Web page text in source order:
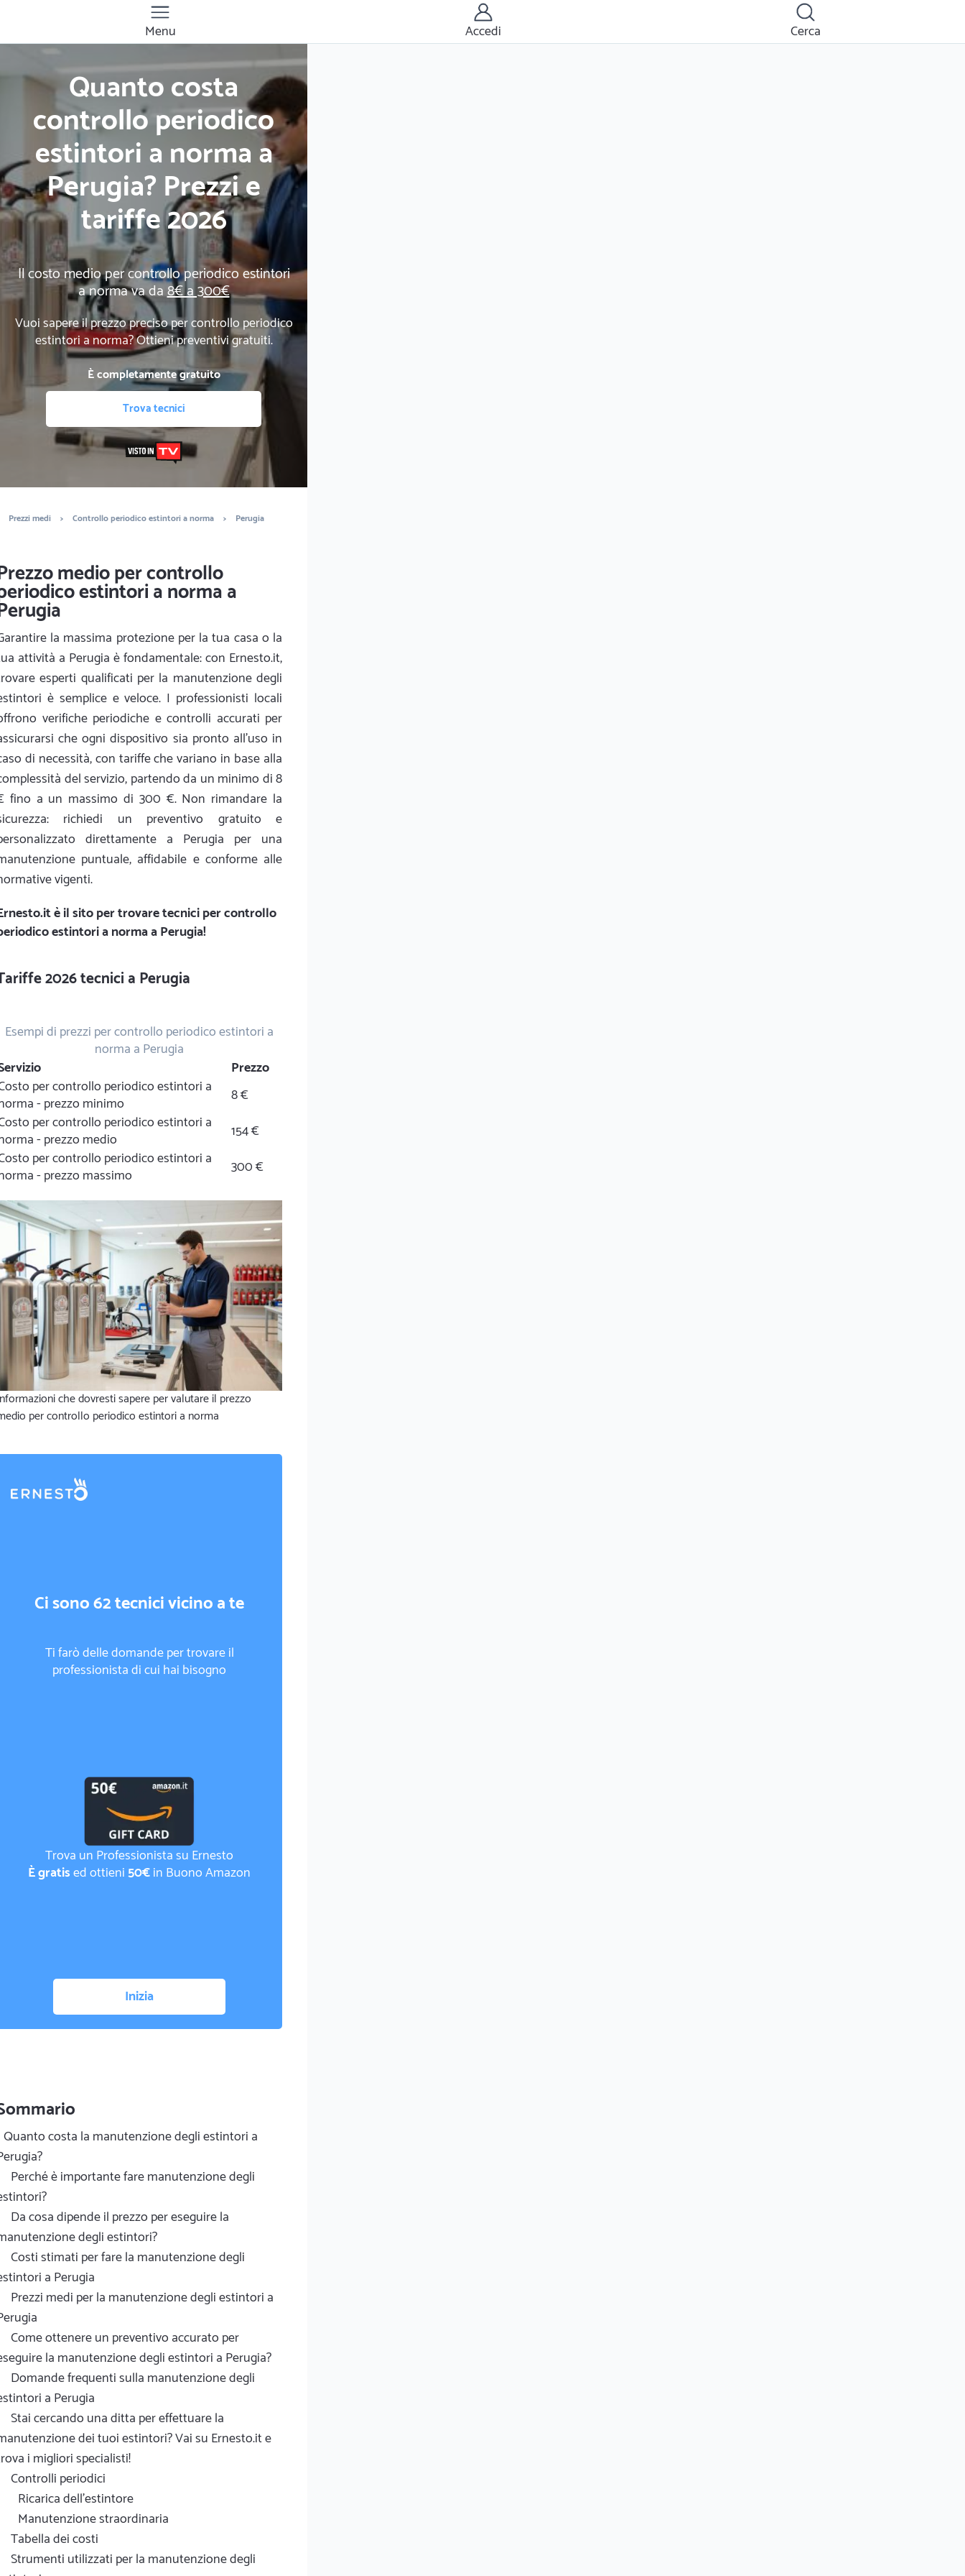
Quanto costa
controllo periodico
estintori a norma a
Perugia? Prezzi e
tariffe 2026
Il costo medio per controllo periodico estintori
a norma va da8€ a 300€
Vuoi sapere il prezzo preciso per controllo periodico
estintori a norma? Ottieni preventivi gratuiti.
È completamente gratuito
Trova tecnici
Prezzi medi > Controllo periodico estintori a norma > Perugia
medio per controllo
estintori a norma a
la massima protezione per la tua casa o la
attività a Perugia è fondamentale: con Ernesto.it,
esperti qualificati per la manutenzione degli
è semplice e veloce. I professionisti locali
verifiche periodiche e controlli accurati per
che ogni dispositivo sia pronto all'uso in
di necessità, con tariffe che variano in base alla
del servizio, partendo da un minimo di 8
fino a un massimo di 300 €. Non rimandare la
richiedi un preventivo gratuito e
direttamente a Perugia per una
puntuale, affidabile e conforme alle
vigenti.
è il sito per trovare tecnici per controllo
estintori a norma a Perugia!
2026 tecnici a Perugia
Esempi di prezzi per controllo periodico estintori a
norma a Perugia
Prezzo
per controllo periodico estintori a
- prezzo minimo
8 €
per controllo periodico estintori a
- prezzo medio
154 €
per controllo periodico estintori a
- prezzo massimo
300 €
che dovresti sapere per valutare il prezzo
per controllo periodico estintori a norma
Ci sono 62 tecnici vicino a te
Ti farò delle domande per trovare il
professionista di cui hai bisogno
Trova un Professionista su Ernesto
È gratised ottieni50€in Buono Amazon
Inizia
Quanto costa la manutenzione degli estintori a
Perché è importante fare manutenzione degli
Da cosa dipende il prezzo per eseguire la
degli estintori?
Costi stimati per fare la manutenzione degli
a Perugia
Prezzi medi per la manutenzione degli estintori a
Come ottenere un preventivo accurato per
la manutenzione degli estintori a Perugia?
Domande frequenti sulla manutenzione degli
a Perugia
Stai cercando una ditta per effettuare la
dei tuoi estintori? Vai su Ernesto.it e
i migliori specialisti!
Controlli periodici
Ricarica dell'estintore
Manutenzione straordinaria
Tabella dei costi
Strumenti utilizzati per la manutenzione degli
Menu Accedi Cerca